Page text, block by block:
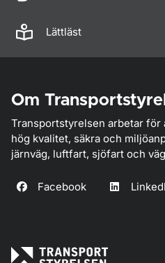
Lättläst
Om
Transportstyrelsen arbetar för
hög kvalitet, säkra och
järnväg, luftfart, sjöfart och
Facebook